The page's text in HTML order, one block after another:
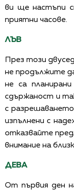
ви ще настъпи
приятни часове.
ЛЪВ
През този
не продължите
не са
сдържаност и
с
изпълнени с
отказвайте
внимание на
ДЕВА
От първия ден